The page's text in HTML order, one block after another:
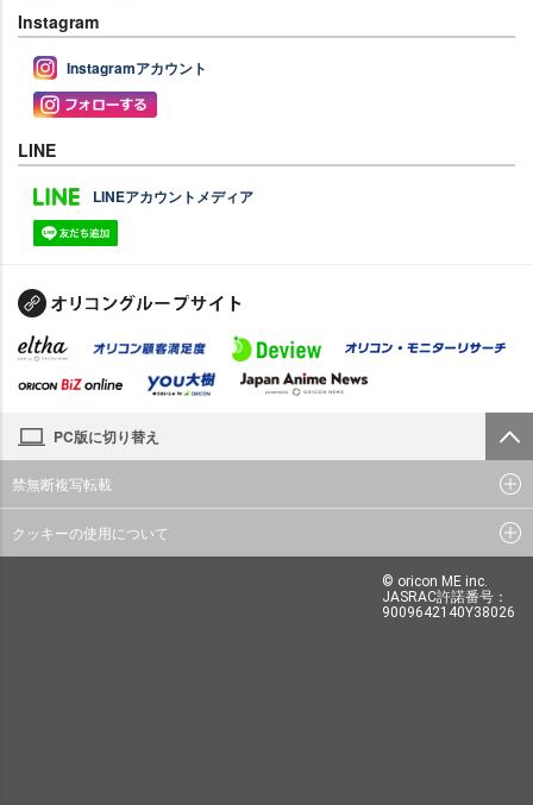
Instagram
Instagramアカウント
LINE
LINEアカウントメディア
PC版に切り替え
禁無断複写転載
クッキーの使用について
© oricon ME inc.
JASRAC許諾番号：
9009642140Y38026